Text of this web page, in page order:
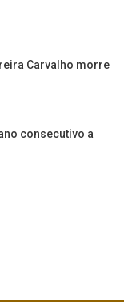
Carvalho morre
consecutivo a